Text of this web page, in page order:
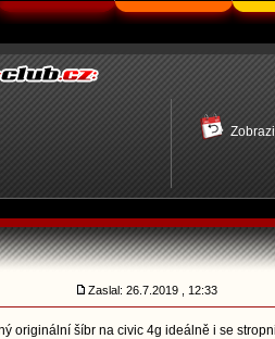
Zaslal: 26.7.2019 , 12:33
originální šíbr na civic 4g ideálně i se